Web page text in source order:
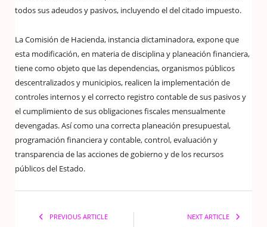
todos sus adeudos y pasivos, incluyendo el del citado impuesto.
La Comisión de Hacienda, instancia dictaminadora, expone que
esta modificación, en materia de disciplina y planeación financiera,
tiene como objeto que las dependencias, organismos públicos
descentralizados y municipios, realicen la implementación de
controles internos y el correcto registro contable de sus pasivos y
el cumplimiento de sus obligaciones fiscales mensualmente
devengadas. Así como una correcta planeación presupuestal,
programación financiera y contable, control, evaluación y
transparencia de las acciones de gobierno y de los recursos
públicos del Estado.
PREVIOUS ARTICLE NEXT ARTICLE